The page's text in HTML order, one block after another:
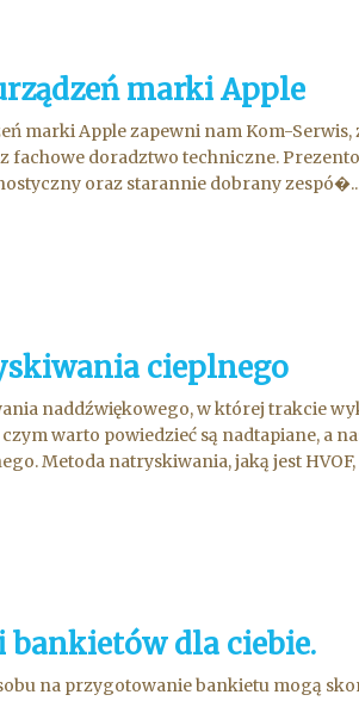
marki Apple
marki Apple zapewni nam Kom-
fachowe doradztwo techniczne.
oraz starannie dobrany
cieplnego
naddźwiękowego, w której trakcie
warto powiedzieć są nadtapiane, a
Metoda natryskiwania, jaką jest HVOF,
dla ciebie.
na przygotowanie bankietu mogą